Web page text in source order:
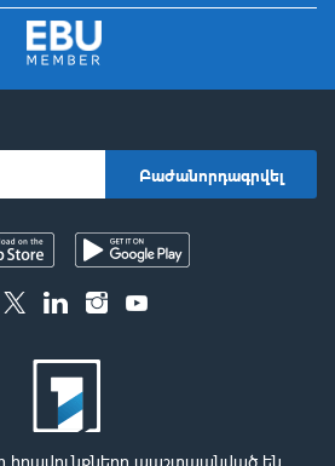
իրավունքները պաշտպանված են